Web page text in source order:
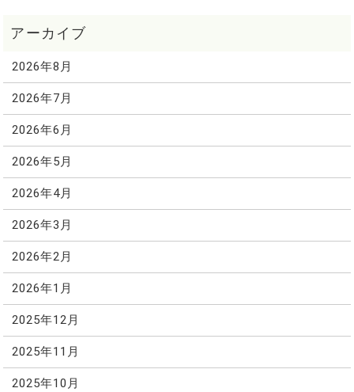
2026年8月
2026年7月
2026年6月
2026年5月
2026年4月
2026年3月
2026年2月
2026年1月
2025年12月
2025年11月
2025年10月